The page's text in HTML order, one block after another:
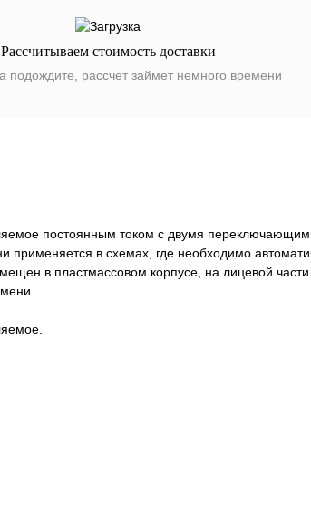
Рассчитываем стоимость доставки
подождите, рассчет займет немного времени
постоянным током с двумя
в схемах, где необходимо
в пластмассовом корпусе, на лицевой